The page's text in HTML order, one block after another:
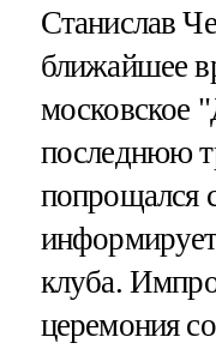
Станислав
ближайшее
московское
последнюю
попрощался
клуба.
церемония